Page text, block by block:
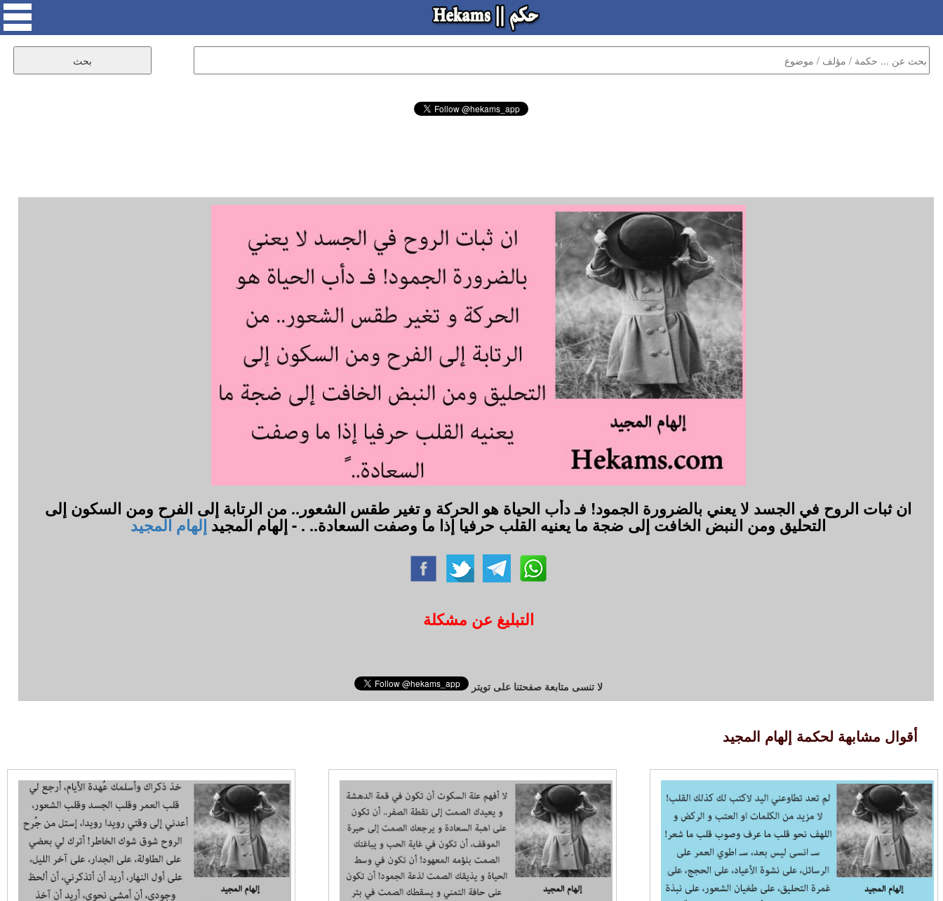
ان ثبات الروح في الجسد لا يعني بالضرورة الجمود! فـ دأب الحياة هو الحركة و تغير طقس الشعور.. من الرتابة إلى الفرح ومن السكون إلى
التحليق ومن النبض الخافت إلى ضجة ما يعنيه القلب حرفيا إذا ما وصفت السعادة.. ⁧‫. - إلهام المجيد إلهام المجيد
التبليغ عن مشكلة
لا تنسى متابعة صفحتنا على تويتر
أقوال مشابهة لحكمة إلهام المجيد